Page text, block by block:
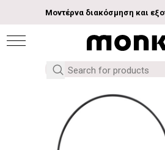
Μοντέρνα διακόσμηση και